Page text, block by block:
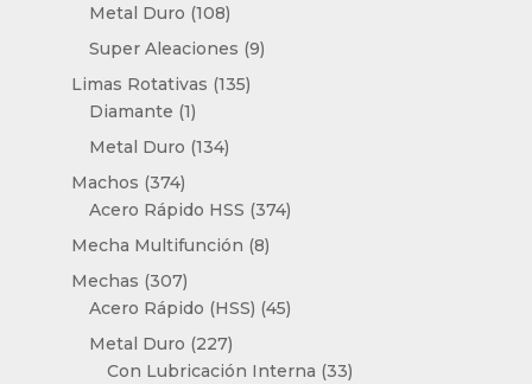
productos
Metal Duro 108108
productos
Super Aleaciones 99
Limas Rotativas 135135
Diamante 11
producto
Metal Duro 134134
Machos 374374
productos
Acero Rápido HSS 374374
Mecha Multifunción 88
Mechas 307307
productos
Acero Rápido (HSS) 4545
Metal Duro 227227
productos
Con Lubricación Interna 3333